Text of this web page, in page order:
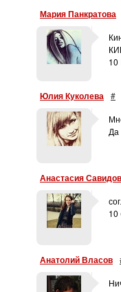
Мария Панкратова
Юлия Куколева #
Да
Анастасия
10
Анатолий Власов